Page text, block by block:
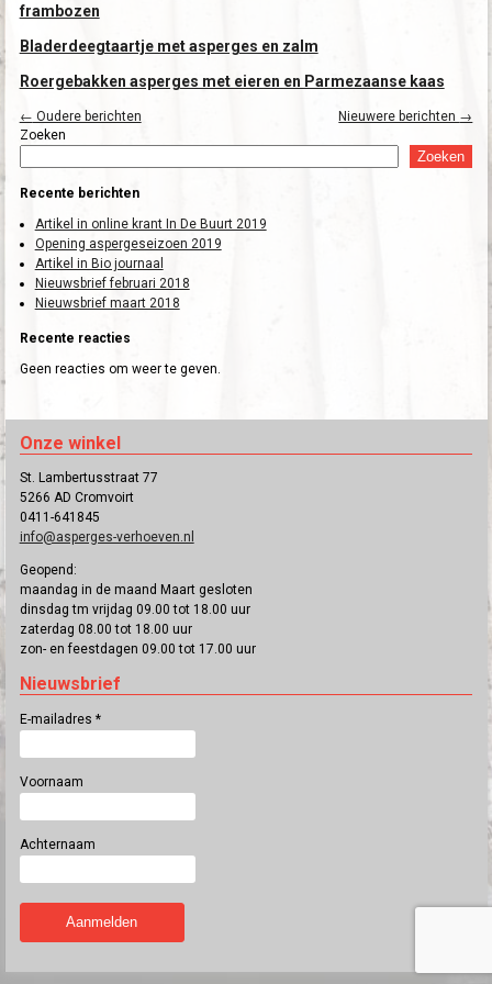
frambozen
Bladerdeegtaartje met asperges en zalm
Roergebakken asperges met eieren en Parmezaanse kaas
← Oudere berichten Nieuwere berichten →
Zoeken
Zoeken
Recente berichten
Artikel in online krant In De Buurt 2019
Opening aspergeseizoen 2019
Artikel in Bio journaal
Nieuwsbrief februari 2018
Nieuwsbrief maart 2018
Recente reacties
Geen reacties om weer te geven.
Onze winkel
St. Lambertusstraat 77
5266 AD Cromvoirt
0411-641845
info@asperges-verhoeven.nl
Geopend:
maandag in de maand Maart gesloten
dinsdag tm vrijdag 09.00 tot 18.00 uur
zaterdag 08.00 tot 18.00 uur
zon- en feestdagen 09.00 tot 17.00 uur
Nieuwsbrief
E-mailadres *
Voornaam
Achternaam